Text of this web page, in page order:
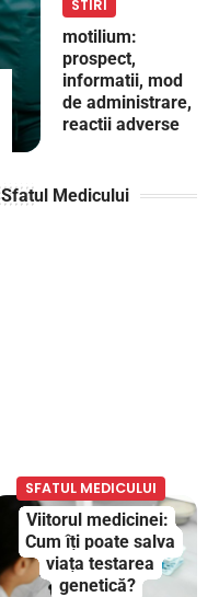
STIRI
motilium:
prospect,
informatii, mod
de administrare,
reactii adverse
Sfatul Medicului
SFATUL MEDICULUI
Viitorul medicinei:
Cum îți poate salva
viața testarea
genetică?